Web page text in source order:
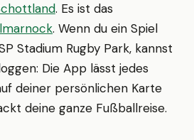
. Es ist das
. Wenn du ein Spiel
Stadium Rugby Park, kannst
Die App lässt jedes
deiner persönlichen Karte
deine ganze Fußballreise.